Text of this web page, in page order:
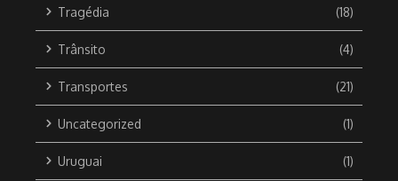
Tragédia (18)
Trânsito (4)
Transportes (21)
Uncategorized (1)
Uruguai (1)